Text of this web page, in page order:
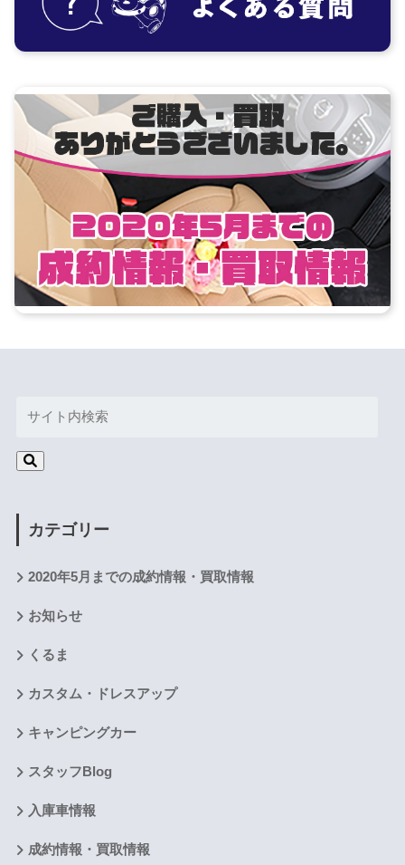
カテゴリー
2020年5月までの成約情報・買取情報
お知らせ
くるま
カスタム・ドレスアップ
キャンピングカー
スタッフBlog
入庫車情報
成約情報・買取情報